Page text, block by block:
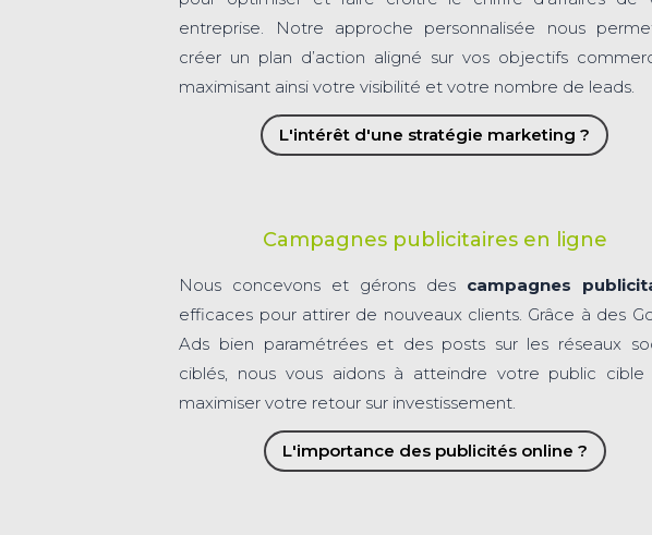
entreprise. Notre approche personnalisée nous
créer un plan d’action aligné sur vos objectifs
maximisant ainsi votre visibilité et votre nombre de leads.
L'intérêt d'une stratégie marketing ?
Campagnes publicitaires en ligne
Nous concevons et gérons des campagnes
efficaces pour attirer de nouveaux clients. Grâce à des
Ads bien paramétrées et des posts sur les réseaux
ciblés, nous vous aidons à atteindre votre public
maximiser votre retour sur investissement.
L'importance des publicités online ?